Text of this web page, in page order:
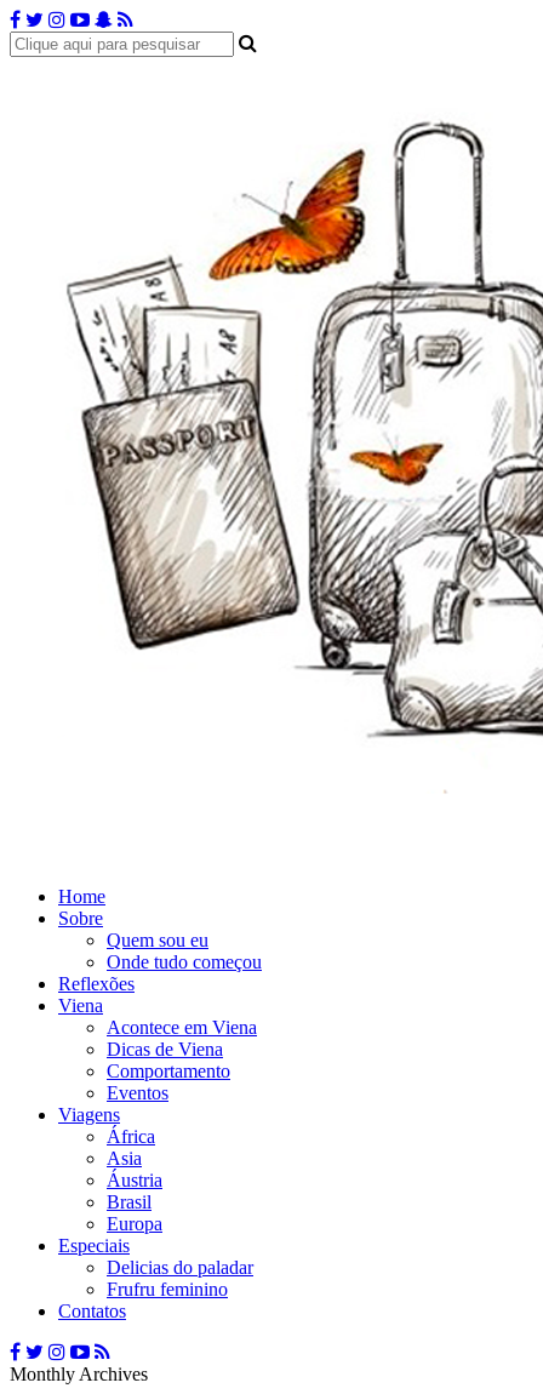
Home
Sobre
Quem sou eu
Onde tudo começou
Reflexões
Viena
Acontece em Viena
Dicas de Viena
Comportamento
Eventos
Viagens
África
Asia
Áustria
Brasil
Europa
Especiais
Delicias do paladar
Frufru feminino
Contatos
Monthly Archives